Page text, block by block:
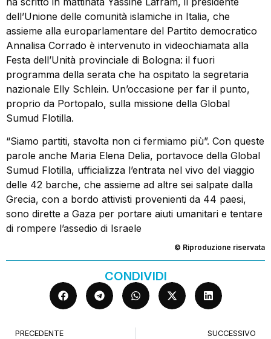
dell’Unione delle comunità islamiche in Italia, che
assieme alla europarlamentare del Partito democratico
Annalisa Corrado è intervenuto in videochiamata alla
Festa dell’Unità provinciale di Bologna: il fuori
programma della serata che ha ospitato la segretaria
nazionale Elly Schlein. Un’occasione per far il punto,
proprio da Portopalo, sulla missione della Global
Sumud Flotilla.
“Siamo partiti, stavolta non ci fermiamo più”. Con queste
parole anche Maria Elena Delia, portavoce della Global
Sumud Flotilla, ufficializza l’entrata nel vivo del viaggio
delle 42 barche, che assieme ad altre sei salpate dalla
Grecia, con a bordo attivisti provenienti da 44 paesi,
sono dirette a Gaza per portare aiuti umanitari e tentare
di rompere l’assedio di Israele
© Riproduzione riservata
CONDIVIDI
PRECEDENTE SUCCESSIVO